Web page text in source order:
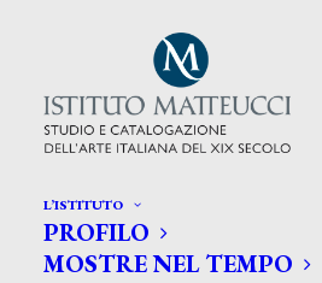
L’ISTITUTO
PROFILO
MOSTRE NEL TEMPO
CERCA TRA GLI ARTISTI: